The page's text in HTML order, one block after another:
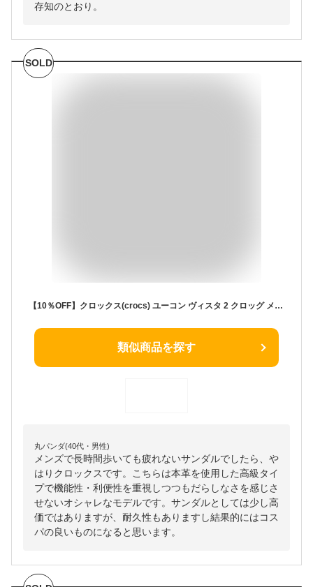
存知のとおり。
SOLD
【10％OFF】クロックス(crocs) ユーコン ヴィスタ 2 クロッグ メン(yukon vista 2 clog men ) メンズ/男性用/サンダル/シューズ[C/B]
類似商品を探す
丸パンダ(40代・男性)
メンズで長時間歩いても疲れないサンダルでしたら、や
はりクロックスです。こちらは本革を使用した高級タイ
プで機能性・利便性を重視しつつもだらしなさを感じさ
せないオシャレなモデルです。サンダルとしては少し高
価ではありますが、耐久性もありますし結果的にはコス
パの良いものになると思います。